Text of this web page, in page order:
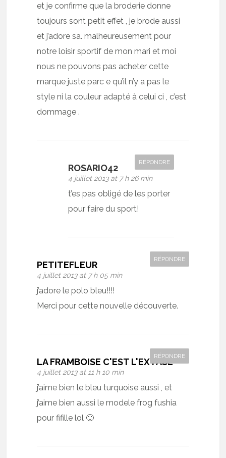
et je confirme que la broderie donne
toujours sont petit effet , je brode aussi
et j’adore sa. malheureusement pour
notre loisir sportif de mon mari et moi
nous ne pouvons pas acheter cette
marque juste parc e qu’il n’y a pas le
style ni la couleur adapté à celui ci , c’est
dommage .
ROSARIO42
4 juillet 2013 at 7 h 26 min
RÉPONDRE
t’es pas obligé de les porter
pour faire du sport!
PETITEFLEUR
4 juillet 2013 at 7 h 05 min
RÉPONDRE
j’adore le polo bleu!!!!
Merci pour cette nouvelle découverte.
LA FRAMBOISE C'EST L'EXTASE
4 juillet 2013 at 11 h 10 min
RÉPONDRE
j’aime bien le bleu turquoise aussi , et
j’aime bien aussi le modele frog fushia
pour fifille lol 🙂